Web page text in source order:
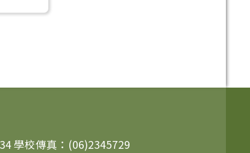
學校傳真：(06)2345729